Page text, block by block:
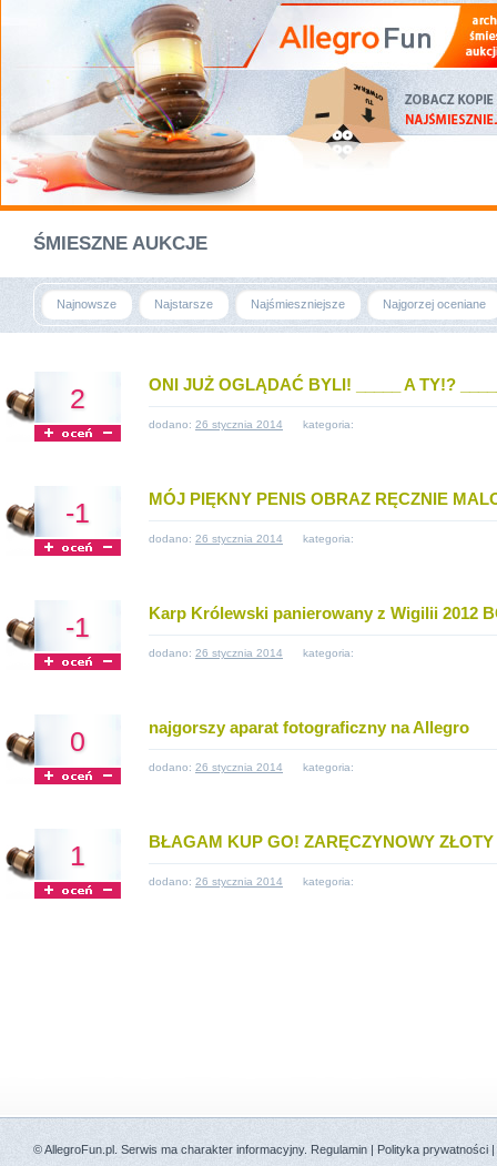
ŚMIESZNE AUKCJE
Najnowsze Najstarsze Najśmieszniejsze Najgorzej oceniane
2 ONI JUŻ OGLĄDAĆ BYLI! _____ A TY!?
dodano: 26 stycznia 2014 kategoria:
-1 MÓJ PIĘKNY PENIS OBRAZ RĘCZNIE
dodano: 26 stycznia 2014 kategoria:
-1 Karp Królewski panierowany z Wigilii 2012
dodano: 26 stycznia 2014 kategoria:
0 najgorszy aparat fotograficzny na Allegro
dodano: 26 stycznia 2014 kategoria:
1 BŁAGAM KUP GO! ZARĘCZYNOWY
dodano: 26 stycznia 2014 kategoria:
©AllegroFun.pl . Serwis ma charakter informacyjny. Regulamin | Polityka prywatności |